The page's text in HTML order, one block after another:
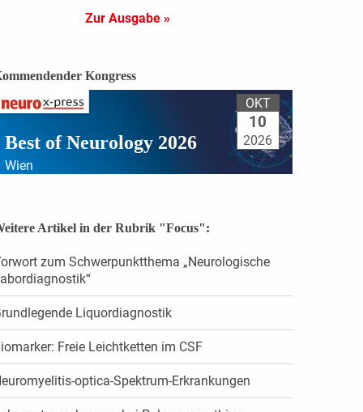
Zur Ausgabe »
Kongress
Best of Neurology 2026
Wien
OKT
10
2026
Artikel in der Rubrik "Focus":
zum Schwerpunktthema „Neurologische
Liquordiagnostik
Freie Leichtketten im CSF
optica-Spektrum-Erkrankungen